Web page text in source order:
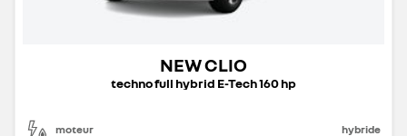
NEW CLIO
techno full hybrid E-Tech 160 hp
moteur hybride